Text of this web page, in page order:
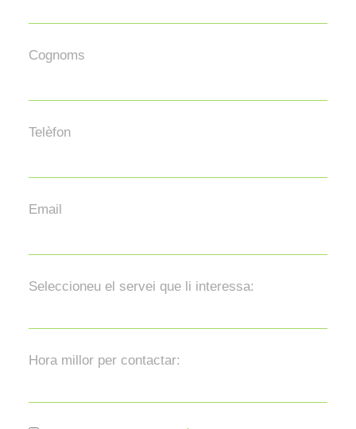
Cognoms
Telèfon
Email
Seleccioneu el servei que li interessa:
Hora millor per contactar: